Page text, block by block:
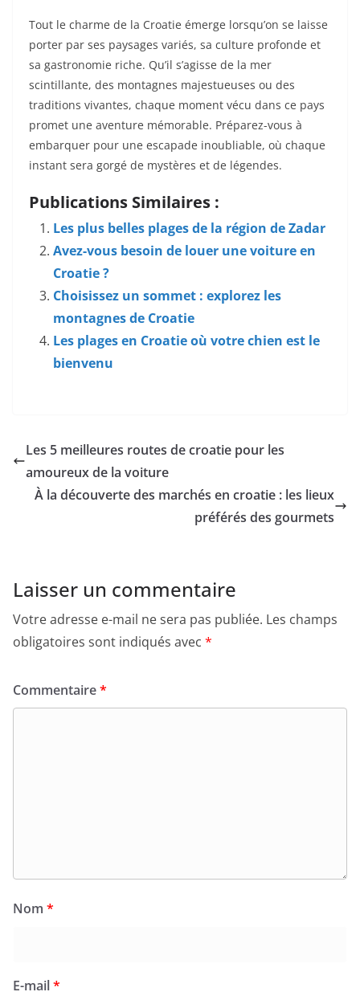
Tout le charme de la Croatie émerge lorsqu’on se laisse
porter par ses paysages variés, sa culture profonde et
sa gastronomie riche. Qu’il s’agisse de la mer
scintillante, des montagnes majestueuses ou des
traditions vivantes, chaque moment vécu dans ce pays
promet une aventure mémorable. Préparez-vous à
embarquer pour une escapade inoubliable, où chaque
instant sera gorgé de mystères et de légendes.
Publications Similaires :
Les plus belles plages de la région de Zadar
Avez-vous besoin de louer une voiture en
Croatie ?
Choisissez un sommet : explorez les
montagnes de Croatie
Les plages en Croatie où votre chien est le
bienvenu
Les 5 meilleures routes de croatie pour les
amoureux de la voiture
À la découverte des marchés en croatie : les lieux
préférés des gourmets
Laisser un commentaire
Votre adresse e-mail ne sera pas publiée. Les champs
obligatoires sont indiqués avec *
Commentaire*
Nom *
E-mail*